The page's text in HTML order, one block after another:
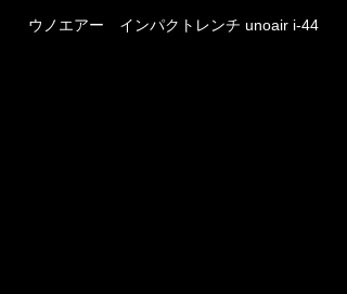
ウノエアー　インパクトレンチ unoair i-44